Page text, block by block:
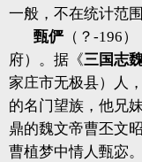
一般，不在统计范
甄俨（？-196
府）。据《三国志
家庄市无极县）人
的名门望族，他兄
鼎的魏文帝曹丕文
曹植梦中情人甄宓